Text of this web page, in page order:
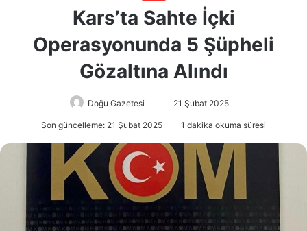
Kars’ta Sahte İçki
Operasyonunda 5 Şüpheli
Gözaltına Alındı
Doğu Gazetesi
e-
göndermek
21 Şubat 2025
Son güncelleme: 21 Şubat 2025 1 dakika okuma süresi